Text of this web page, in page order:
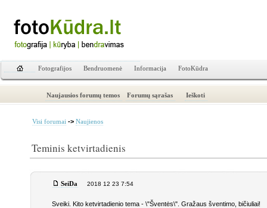
Fotografijos Bendruomenė Informacija FotoKūdra
Naujausios forumų temos Forumų sąrašas Ieškoti
Visi forumai -> Naujienos
Teminis ketvirtadienis
SeiDa 2018 12 23 7:54
Sveiki. Kito ketvirtadienio tema - \"Šventės\". Gražaus šventimo, bičiuliai!